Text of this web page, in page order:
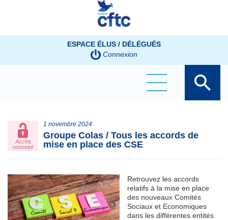
ESPACE ÉLUS / DÉLÉGUÉS
Connexion
Accès
restreint
1 novembre 2024
Groupe Colas / Tous les accords de
mise en place des CSE
Retrouvez les accords
relatifs à la mise en place
des nouveaux Comités
Sociaux et Economiques
dans les différentes entités
Panneau de gestion des cookies